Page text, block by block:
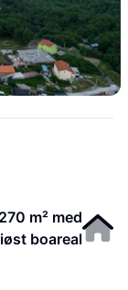
270 m² med
boareal